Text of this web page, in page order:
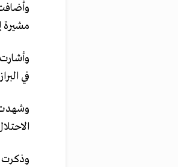
مشيرة
في
وشهدت
وذكرت